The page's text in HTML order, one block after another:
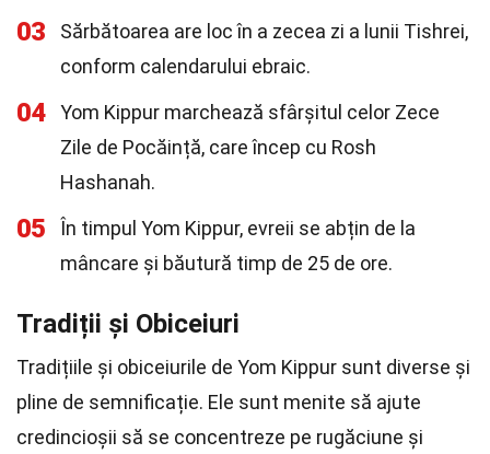
03
Sărbătoarea are loc în a zecea zi a lunii Tishrei,
conform calendarului ebraic.
04
Yom Kippur marchează sfârșitul celor Zece
Zile de Pocăință, care încep cu Rosh
Hashanah.
05
În timpul Yom Kippur, evreii se abțin de la
mâncare și băutură timp de 25 de ore.
Tradiții și Obiceiuri
Tradițiile și obiceiurile de Yom Kippur sunt diverse și
pline de semnificație. Ele sunt menite să ajute
credincioșii să se concentreze pe rugăciune și